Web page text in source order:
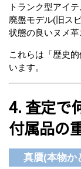
トランク型アイ
廃盤モデル(旧ス
状態の良いヌメ
これらは「歴史
います。
4. 査定で
付属品の
真贋(本物か